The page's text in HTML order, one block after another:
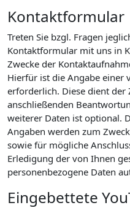
Kontaktformular
Treten Sie bzgl. Fragen
Kontaktformular mit uns in
Zwecke der
Hierfür ist die Angabe einer
erforderlich. Diese dient
anschließenden
weiterer Daten ist optional.
Angaben werden zum
sowie für mögliche
Erledigung der von Ihnen
personenbezogene Daten
Eingebettete